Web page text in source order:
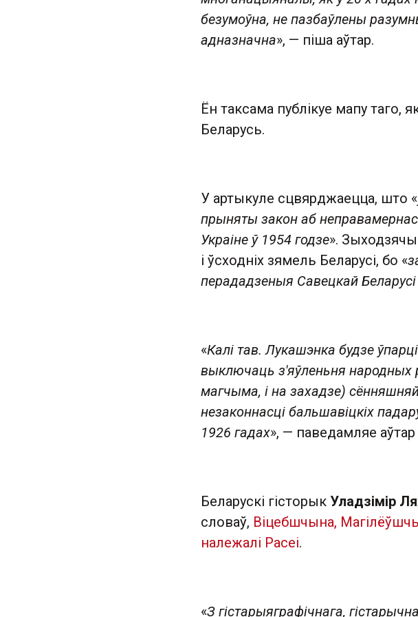
безумоўна, не пазбаўлены
адназначна», — піша аўтар.
Ён таксама публікуе мапу таго,
Беларусь.
У артыкуле сцвярджаецца, што «
прыняты закон аб
Украіне ў 1954 годзе». Зыходзячы
і ўсходніх зямель Беларусі, бо «
перададзеныя Савецкай
«Калі тав. Лукашэнка будзе
выключаць з'яўленьня народных
магчыма, і на захадзе)
незаконнасці бальшавіцкіх
1926 гадах», — паведамляе аўтар
Беларускі гісторык Уладзімір
словаў, Віцебшчына,
належалі Расеі.
«З гістарыяграфічнага,